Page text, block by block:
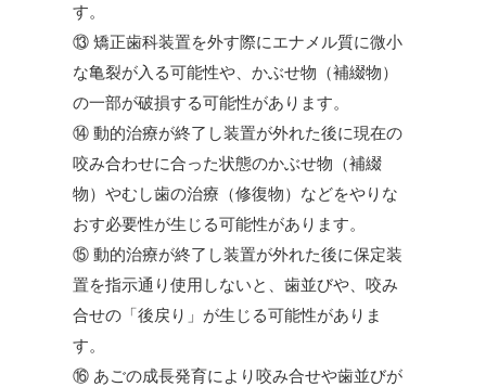
す。
⑬ 矯正歯科装置を外す際にエナメル質に微小
な亀裂が入る可能性や、かぶせ物（補綴物）
の一部が破損する可能性があります。
⑭ 動的治療が終了し装置が外れた後に現在の
咬み合わせに合った状態のかぶせ物（補綴
物）やむし歯の治療（修復物）などをやりな
おす必要性が生じる可能性があります。
⑮ 動的治療が終了し装置が外れた後に保定装
置を指示通り使用しないと、歯並びや、咬み
合せの「後戻り」が生じる可能性がありま
す。
⑯ あごの成長発育により咬み合せや歯並びが